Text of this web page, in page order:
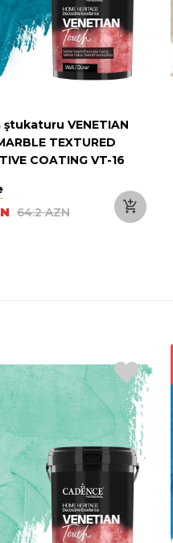
ştukaturu VENETIAN
TEXTURED
COATING VT-16
64.2 AZN